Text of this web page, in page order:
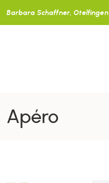
Barbara Schaffner, Otelfingen
Apéro